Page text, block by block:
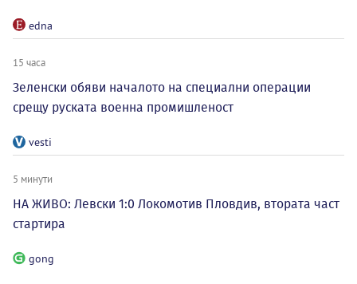
edna
15 часа
Зеленски обяви началото на специални операции
срещу руската военна промишленост
vesti
5 минути
НА ЖИВО: Левски 1:0 Локомотив Пловдив, втората част
стартира
gong